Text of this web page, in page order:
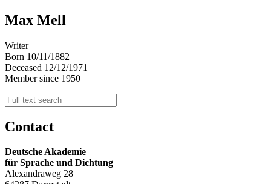
Max Mell
Writer
Born 10/11/1882
Deceased 12/12/1971
Member since 1950
Contact
Deutsche Akademie
für Sprache und Dichtung
Alexandraweg 28